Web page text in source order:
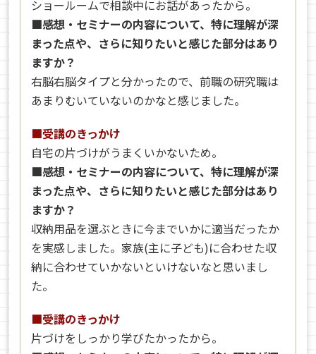
ショールームで相談中にお話があったから。
■感想・セミナーの内容について、特に理解が深
まった点や、さらに知りたいと感じた部分はあり
ますか？
右脳右脳タイプと分かったので、前職の研究職は
あまりむいていないのかなと感じました。
■受講のきっかけ
自宅の片づけがうまくいかないため。
■感想・セミナーの内容について、特に理解が深
まった点や、さらに知りたいと感じた部分はあり
ますか？
収納用品を選ぶときに今までいかに適当だったか
を実感しました。家族(主に子ども)に合わせた収
納に合わせていかないといけないなと思いまし
た。
■受講のきっかけ
片づけをしっかり学びたかったから。